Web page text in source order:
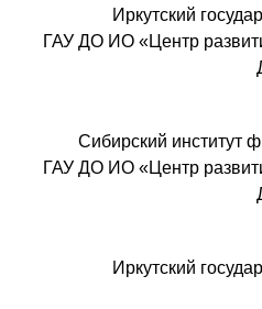
Иркутский
ГАУ ДО ИО «Центр
Сибирский институт
ГАУ ДО ИО «Центр
Иркутский